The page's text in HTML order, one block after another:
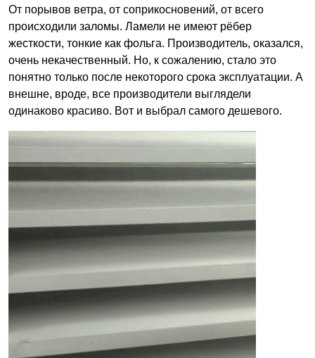
От порывов ветра, от соприкосновений, от всего
происходили заломы. Ламели не имеют рёбер
жесткости, тонкие как фольга. Производитель, оказался,
очень некачественный. Но, к сожалению, стало это
понятно только после некоторого срока эксплуатации. А
внешне, вроде, все производители выглядели
одинаково красиво. Вот и выбрал самого дешевого.